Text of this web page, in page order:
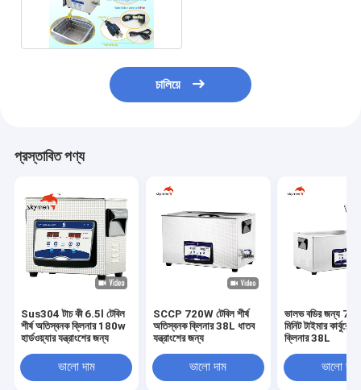
চালিয়ে
প্রস্তাবিত পণ্য
Sus304 টাচ কী 6.5l টেবিল
শীর্ষ অতিস্বনক ক্লিনার 180w
হার্ডওয়্যার যন্ত্রাংশের জন্য
ভালো দাম
SCCP 720W টেবিল শীর্ষ
অতিস্বনক ক্লিনার 38L ধাতব
যন্ত্রাংশের জন্য
ভালো দাম
ভালভ বডির জন্য
মিনিট টাইমার
ক্লিনার 38L
ভালো দাম